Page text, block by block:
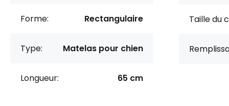
Forme: Rectangulaire
Type: Matelas pour chien
Longueur: 65 cm
Taille du